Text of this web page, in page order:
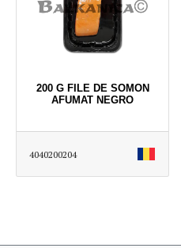
200 G FILE DE SOMON
AFUMAT NEGRO
4040200204